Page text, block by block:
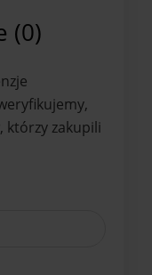
(0)
którzy zakupili